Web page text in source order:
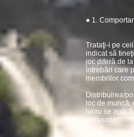
● 1.
Trataţi-i pe
indicat să
joc diferă de
întrebări care
membrilor
Distribuirea/
loc de muncă,
lucru se
persoane.